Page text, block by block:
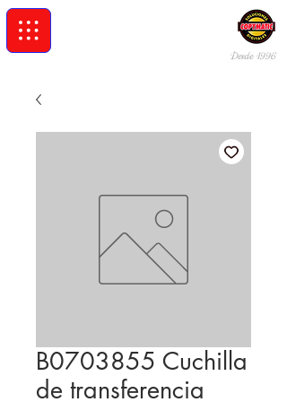
Desde 1996
B0703855 Cuchilla
de transferencia